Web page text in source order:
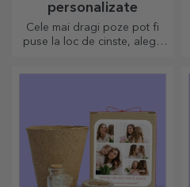
personalizate
Cele mai dragi poze pot fi
puse la loc de cinste, alege